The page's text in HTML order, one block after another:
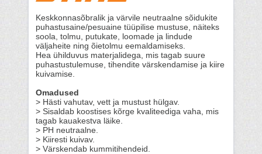
Keskkonnasõbralik ja värvile neutraalne sõidukite
puhastusaine/pesuaine tüüpilise mustuse, näiteks
soola, tolmu, putukate, loomade ja lindude
väljaheite ning õietolmu eemaldamiseks.
Hea ühilduvus materjalidega, mis tagab suure
puhastustulemuse, tihendite värskendamise ja kiire
kuivamise.
Omadused
> Hästi vahutav, vett ja mustust hülgav.
> Sisaldab koostises kõrge kvaliteediga vaha, mis
tagab kauakestva läike.
> PH neutraalne.
> Kiiresti kuivav.
> Värskendab kummitihendeid.